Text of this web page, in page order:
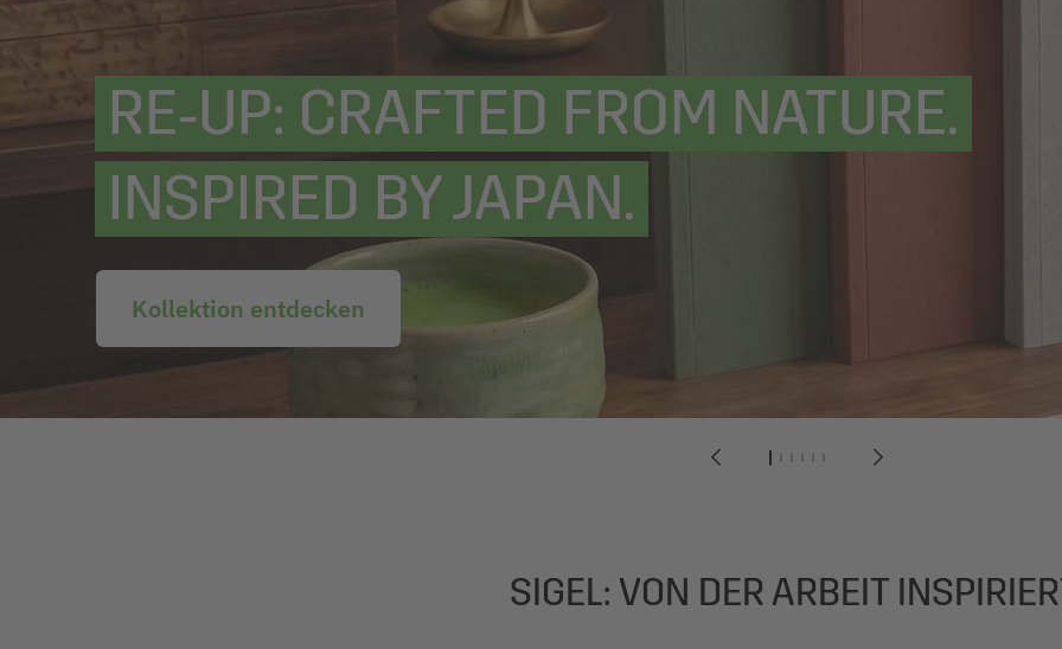
RE‑UP: CRAFTED FROM NATURE.
INSPIRED BY JAPAN.
Kollektion entdecken
123456
SIGEL: VON DER ARBEIT